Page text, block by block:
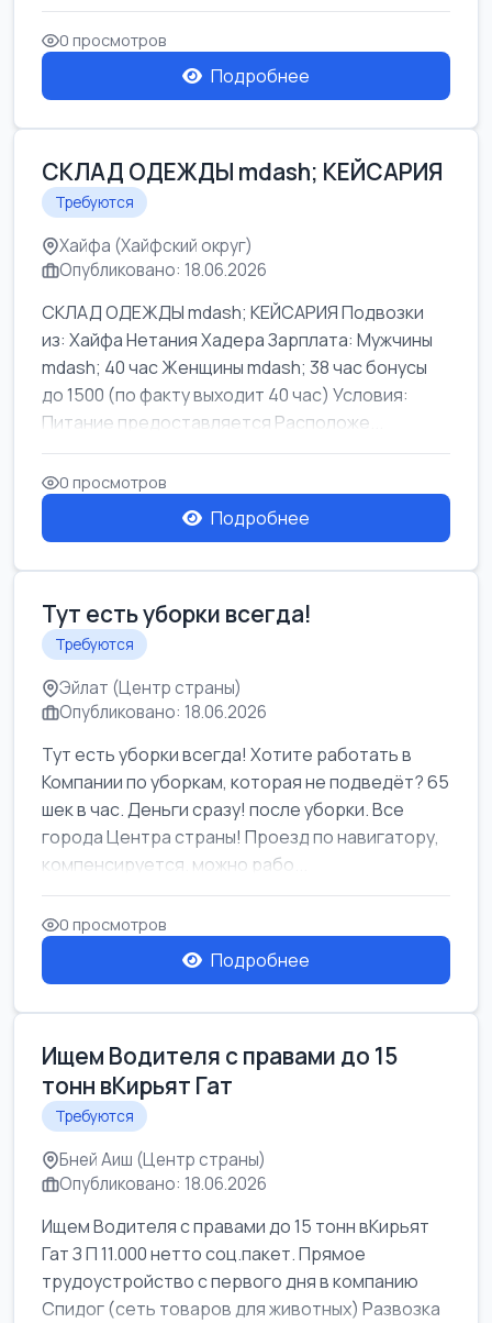
mda...
0 просмотров
Подробнее
СКЛАД ОДЕЖДЫ mdash; КЕЙСАРИЯ
Требуются
Хайфа (Хайфский округ)
Опубликовано: 18.06.2026
СКЛАД ОДЕЖДЫ mdash; КЕЙСАРИЯ Подвозки
из: Хайфа Нетания Хадера Зарплата: Мужчины
mdash; 40 час Женщины mdash; 38 час бонусы
до 1500 (по факту выходит 40 час) Условия:
Питание предоставляется Расположе...
0 просмотров
Подробнее
Тут есть уборки всегда!
Требуются
Эйлат (Центр страны)
Опубликовано: 18.06.2026
Тут есть уборки всегда! Хотите работать в
Компании по уборкам, которая не подведёт? 65
шек в час. Деньги сразу! после уборки. Все
города Центра страны! Проезд по навигатору,
компенсируется. можно рабо...
0 просмотров
Подробнее
Ищем Водителя с правами до 15
тонн вКирьят Гат
Требуются
Бней Аиш (Центр страны)
Опубликовано: 18.06.2026
Ищем Водителя с правами до 15 тонн вКирьят
Гат З П 11.000 нетто соц.пакет. Прямое
трудоустройство с первого дня в компанию
Спидог (сеть товаров для животных) Развозка